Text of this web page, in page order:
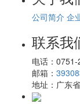
公司简介 企
联系我
电话： 0751-
邮箱：
地址： 广东